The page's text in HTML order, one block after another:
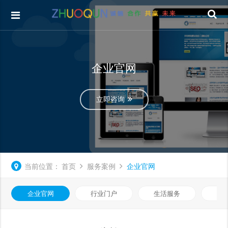
企业官网
立即咨询
当前位置： 首页 服务案例 企业官网
企业官网 行业门户 生活服务